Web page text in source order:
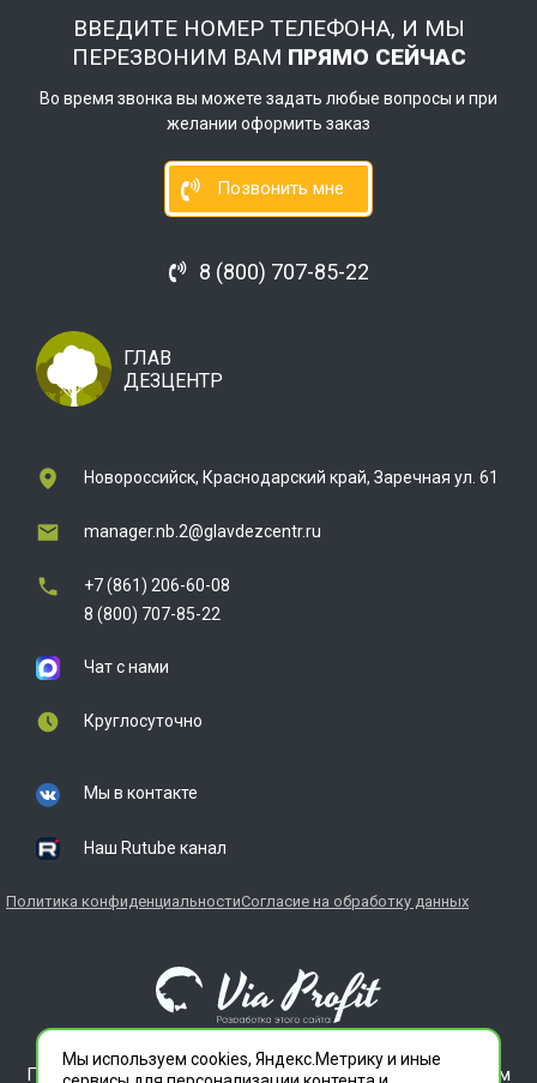
ВВЕДИТЕ НОМЕР ТЕЛЕФОНА, И МЫ
ПЕРЕЗВОНИМ ВАМ ПРЯМО СЕЙЧАС
Во время звонка вы можете задать любые вопросы и при
желании оформить заказ
Позвонить мне
8 (800) 707-85-22
ГЛАВ
ДЕЗЦЕНТР
Новороссийск, Краснодарский край, Заречная ул. 61
manager.nb.2@glavdezcentr.ru
+7 (861) 206-60-08
8 (800) 707-85-22
Чат с нами
Круглосуточно
Мы в контакте
Наш Rutube канал
Политика конфиденциальностиСогласие на обработку данных
ГЛАВДЕЗЦЕНТР является зарегистрированным товарным
Мы используем cookies, Яндекс.Метрику и иные